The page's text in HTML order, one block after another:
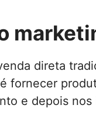
direta
fornecer
e depois